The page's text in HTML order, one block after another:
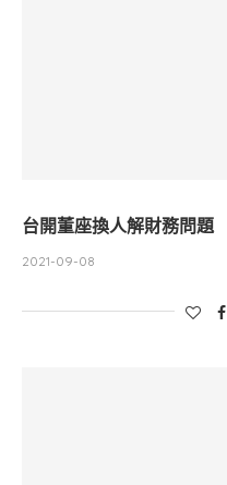
台開董座換人解財務問
2021-09-08